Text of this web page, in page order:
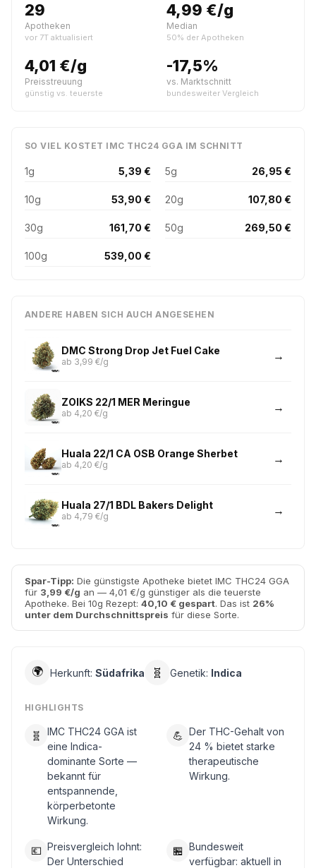
29
Apotheken
vor 7T aktualisiert
4,99 €/g
Median
50% der Apotheken
4,01 €/g
Preisstreuung
günstig vs. teuerste
-17,5%
vs. Marktschnitt
bundesweiter Vergleich
SO VIEL KOSTET IMC THC24 GGA IM SCHNITT
1g 5,39 € 5g 26,95 €
10g 53,90 € 20g 107,80 €
30g 161,70 € 50g 269,50 €
100g 539,00 €
ANDERE HABEN SICH AUCH ANGESEHEN
DMC Strong Drop Jet Fuel Cake
ab 3,99 €/g
ZOIKS 22/1 MER Meringue
ab 4,20 €/g
Huala 22/1 CA OSB Orange Sherbet
ab 4,20 €/g
Huala 27/1 BDL Bakers Delight
ab 4,79 €/g
Spar-Tipp: Die günstigste Apotheke bietet IMC THC24 GGA
für 3,99 €/g an — 4,01 €/g günstiger als die teuerste
Apotheke. Bei 10g Rezept: 40,10 € gespart. Das ist 26%
unter dem Durchschnittspreis für diese Sorte.
🌍 Herkunft: Südafrika 🧬 Genetik: Indica
HIGHLIGHTS
🧬
IMC THC24 GGA ist
eine Indica-
dominante Sorte —
bekannt für
entspannende,
körperbetonte
Wirkung.
💪 Der THC-Gehalt von
24 % bietet starke
therapeutische
Wirkung.
💶 Preisvergleich lohnt:
Der Unterschied
🏪 Bundesweit
verfügbar: aktuell in